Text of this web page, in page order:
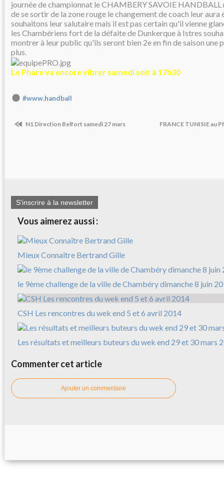
journée de championnat le CHAMBERY SAVOIE
de se sortir de la zone rouge le changement de coach leur
souhaitons leur salutaire mais il est pas certain qu'il vienne
les Chambériens fort de la défaite de Dunkerque à Istres
montrer à leur public qu'ils seront bien 2e en fin de saison une
plus.
Le Phare va encore vibrer samedi soir à 17h30
#www.handball
N1 Direction Belfort samedi 27 mars FRANCE TUNISIE au
S'inscrire à la newsletter
Vous aimerez aussi :
Mieux Connaître Bertrand Gille
le 9ème challenge de la ville de Chambéry dimanche 8 juin
CSH Les rencontres du wek end 5 et 6 avril 2014
Les résultats et meilleurs buteurs du wek end 29 et 30 mars
Commenter cet article
Ajouter un commentaire